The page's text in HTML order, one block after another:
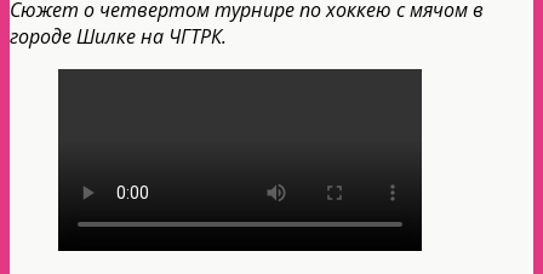
Сюжет о четвертом турнире по хоккею с мячом в
городе Шилке на ЧГТРК.